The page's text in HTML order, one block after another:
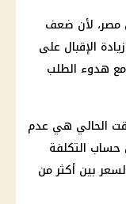
مصر، لأن ضعف
الإقبال على
هدوء الطلب
الحالي هي عدم
حساب التكلفة
بين أكثر من